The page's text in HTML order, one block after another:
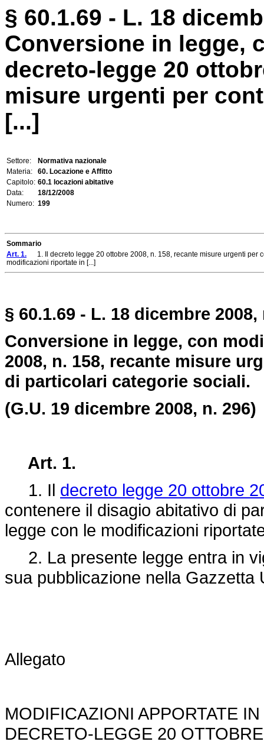
§ 60.1.69 - L. 18
Conversione in legge,
decreto-legge 20
misure urgenti per
[...]
Settore:
Normativa nazionale
Materia:
60. Locazione e Affitto
Capitolo: 60.1 locazioni abitative
Data:
18/12/2008
Numero: 199
Sommario
Art. 1. 1. Il decreto legge 20 ottobre 2008, n. 158, recante misure urgenti per
modificazioni riportate in [...]
§ 60.1.69 - L. 18 dicembre 2008,
Conversione in legge, con
2008, n. 158, recante misure
di particolari categorie sociali.
(G.U. 19 dicembre 2008, n. 296)
Art. 1.
1. Il decreto legge 20 ottobre
contenere il disagio abitativo di
legge con le modificazioni
2. La presente legge entra in
sua pubblicazione nella Gazzetta
Allegato
MODIFICAZIONI APPORTATE
DECRETO-LEGGE 20